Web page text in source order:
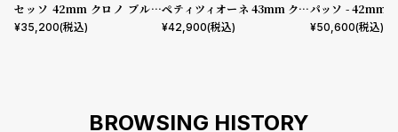
セッソ 42mm クロノ ブルー
ダイヤル シルバー ブレスレッ
¥35,200(税込)
ペティツィオーネ 43mm クロ
ノグラフ ブラック ダイヤル シ
¥42,900(税込)
パッソ - 42mm
ダイヤル シルバ
¥50,600(税込)
BROWSING HISTORY